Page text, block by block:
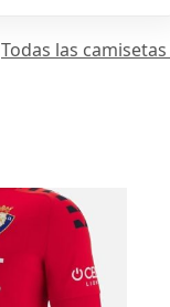
Todas las